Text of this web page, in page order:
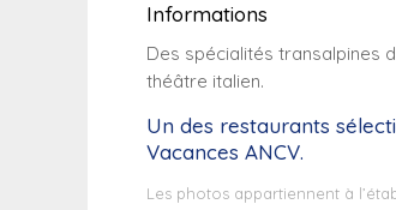
Informations
Des spécialités transalpines
théâtre italien.
Un des restaurants
Vacances ANCV.
Les photos appartiennent à